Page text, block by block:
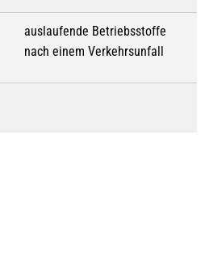
auslaufende Betriebsstoffe
nach einem Verkehrsunfall